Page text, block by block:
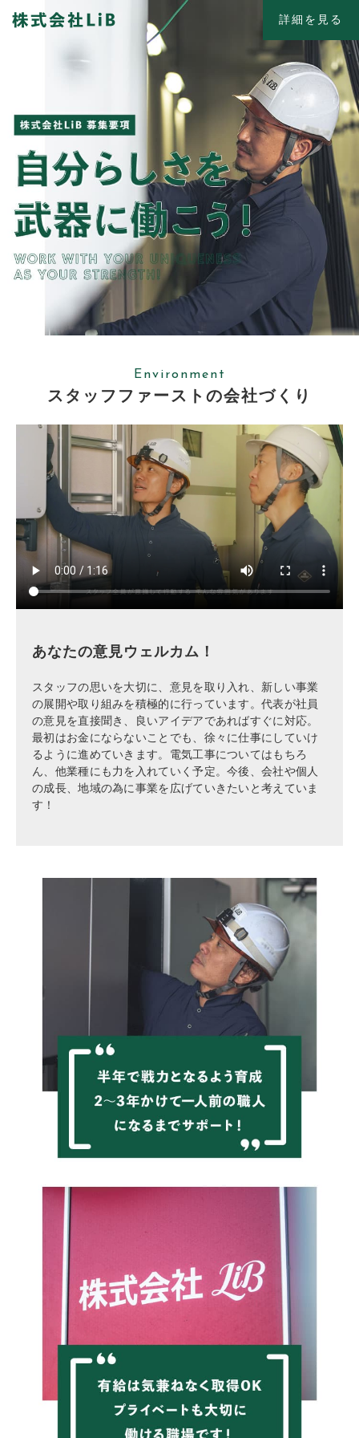
詳細を見る
Environment
スタッフファーストの会社づくり
あなたの意見ウェルカム！
スタッフの思いを大切に、意見を取り入れ、新しい事業
の展開や取り組みを積極的に行っています。代表が社員
の意見を直接聞き、良いアイデアであればすぐに対応。
最初はお金にならないことでも、徐々に仕事にしていけ
るように進めていきます。電気工事についてはもちろ
ん、他業種にも力を入れていく予定。今後、会社や個人
の成長、地域の為に事業を広げていきたいと考えていま
す！